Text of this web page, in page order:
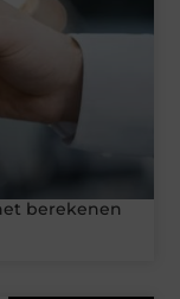
berekenen